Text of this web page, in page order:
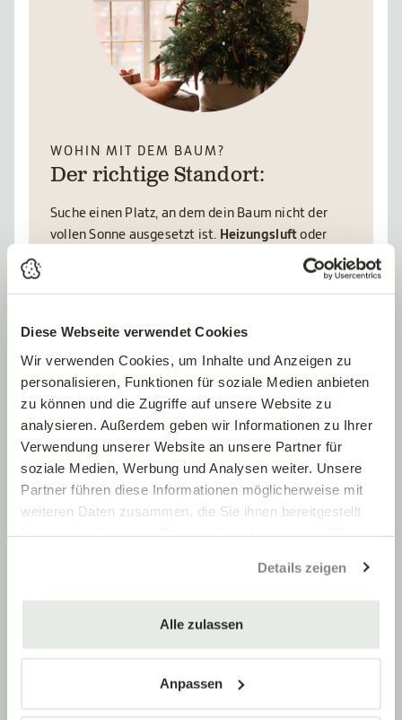
Diese Webseite verwendet Cookies
Wir verwenden Cookies, um Inhalte und Anzeigen zu
personalisieren, Funktionen für soziale Medien anbieten
zu können und die Zugriffe auf unsere Website zu
analysieren. Außerdem geben wir Informationen zu Ihrer
Verwendung unserer Website an unsere Partner für
soziale Medien, Werbung und Analysen weiter. Unsere
Partner führen diese Informationen möglicherweise mit
weiteren Daten zusammen, die Sie ihnen bereitgestellt
Details zeigen
Alle zulassen
Anpassen
WOHIN MIT DEM BAUM?
Der richtige Standort:
Suche einen Platz, an dem dein Baum nicht der
vollen Sonne ausgesetzt ist. Heizungsluftoder
mag der Weihnachtsbaum
In einem kühlen Raum bleibt dein Baum
DIE NACHHALTIGEN
Christbäume im Topf